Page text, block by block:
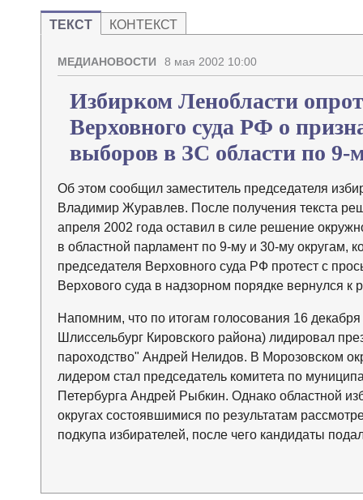
ТЕКСТ КОНТЕКСТ
МЕДИАНОВОСТИ 8 мая 2002 10:00
Избирком Ленобласти
Верховного суда РФ о
выборов в ЗС области по 9-
Об этом сообщил заместитель председателя
Владимир Журавлев. После получения текста
апреля 2002 года оставил в силе решение
в областной парламент по 9-му и 30-му округам,
председателя Верховного суда РФ протест с
Верхового суда в надзорном порядке вернулся к
Напомним, что по итогам голосования 16
Шлиссельбург Кировского района) лидировал
пароходство" Андрей Нелидов. В Морозовском
лидером стал председатель комитета по
Петербурга Андрей Рыбкин. Однако областной
округах состоявшимися по результатам
подкупа избирателей, после чего кандидаты